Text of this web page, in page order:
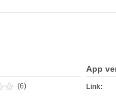
(6)
App
Link: